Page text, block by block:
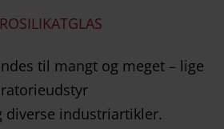
til mangt og meget – lige
diverse industriartikler.